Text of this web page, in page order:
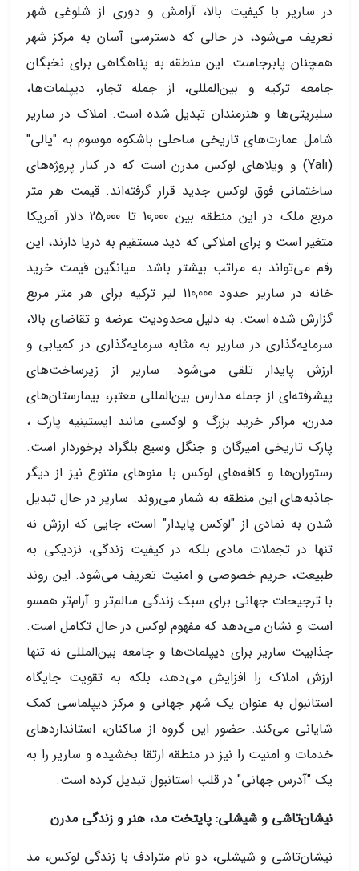
در ساریر با کیفیت بالا، آرامش و دوری از شلوغی شهر
تعریف می‌شود، در حالی که دسترسی آسان به مرکز شهر
همچنان پابرجاست. این منطقه به پناهگاهی برای نخبگان
جامعه ترکیه و بین‌المللی، از جمله تجار، دیپلمات‌ها،
سلبریتی‌ها و هنرمندان تبدیل شده است. املاک در ساریر
شامل عمارت‌های تاریخی ساحلی باشکوه موسوم به "یالی"
(Yalı) و ویلاهای لوکس مدرن است که در کنار پروژه‌های
ساختمانی فوق لوکس جدید قرار گرفته‌اند. قیمت هر متر
مربع ملک در این منطقه بین 10,000 تا 25,000 دلار آمریکا
متغیر است و برای املاکی که دید مستقیم به دریا دارند، این
رقم می‌تواند به مراتب بیشتر باشد. میانگین قیمت خرید
خانه در ساریر حدود 110,000 لیر ترکیه برای هر متر مربع
گزارش شده است. به دلیل محدودیت عرضه و تقاضای بالا،
سرمایه‌گذاری در ساریر به مثابه سرمایه‌گذاری در کمیابی و
ارزش پایدار تلقی می‌شود. ساریر از زیرساخت‌های
پیشرفته‌ای از جمله مدارس بین‌المللی معتبر، بیمارستان‌های
مدرن، مراکز خرید بزرگ و لوکسی مانند ایستینیه پارک ،
پارک تاریخی امیرگان و جنگل وسیع بلگراد برخوردار است.
رستوران‌ها و کافه‌های لوکس با منوهای متنوع نیز از دیگر
جاذبه‌های این منطقه به شمار می‌روند. ساریر در حال تبدیل
شدن به نمادی از "لوکس پایدار" است، جایی که ارزش نه
تنها در تجملات مادی بلکه در کیفیت زندگی، نزدیکی به
طبیعت، حریم خصوصی و امنیت تعریف می‌شود. این روند
با ترجیحات جهانی برای سبک زندگی سالم‌تر و آرام‌تر همسو
است و نشان می‌دهد که مفهوم لوکس در حال تکامل است.
جذابیت ساریر برای دیپلمات‌ها و جامعه بین‌المللی نه تنها
ارزش املاک را افزایش می‌دهد، بلکه به تقویت جایگاه
استانبول به عنوان یک شهر جهانی و مرکز دیپلماسی کمک
شایانی می‌کند. حضور این گروه از ساکنان، استانداردهای
خدمات و امنیت را نیز در منطقه ارتقا بخشیده و ساریر را به
یک "آدرس جهانی" در قلب استانبول تبدیل کرده است.
نیشان‌تاشی و شیشلی: پایتخت مد، هنر و زندگی مدرن
نیشان‌تاشی و شیشلی، دو نام مترادف با زندگی لوکس، مد